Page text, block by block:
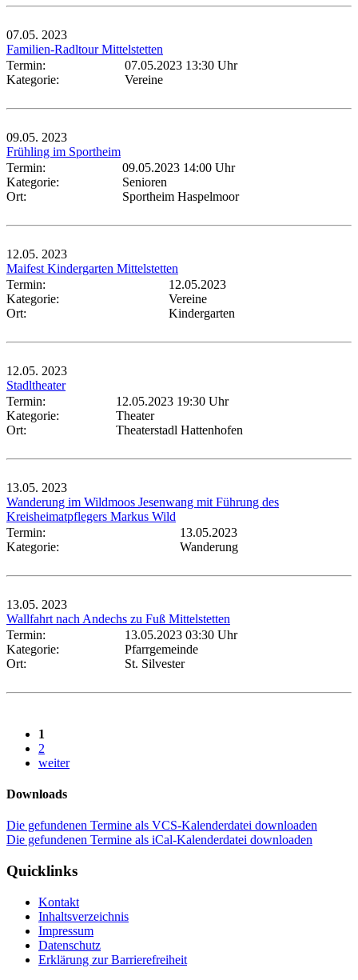
07.05. 2023
Familien-Radltour Mittelstetten
Termin:
07.05.2023 13:30 Uhr
Kategorie:
Vereine
09.05. 2023
Frühling im Sportheim
Termin:
09.05.2023 14:00 Uhr
Kategorie:
Senioren
Ort:
Sportheim Haspelmoor
12.05. 2023
Maifest Kindergarten Mittelstetten
Termin:
12.05.2023
Kategorie:
Vereine
Ort:
Kindergarten
12.05. 2023
Stadltheater
Termin:
12.05.2023 19:30 Uhr
Kategorie:
Theater
Ort:
Theaterstadl Hattenhofen
13.05. 2023
Wanderung im Wildmoos Jesenwang mit Führung des
Kreisheimatpflegers Markus Wild
Termin:
13.05.2023
Kategorie:
Wanderung
13.05. 2023
Wallfahrt nach Andechs zu Fuß Mittelstetten
Termin:
13.05.2023 03:30 Uhr
Kategorie:
Pfarrgemeinde
Ort:
St. Silvester
1
2
weiter
Downloads
Die gefundenen Termine als VCS-Kalenderdatei downloaden
Die gefundenen Termine als iCal-Kalenderdatei downloaden
Quicklinks
Kontakt
Inhaltsverzeichnis
Impressum
Datenschutz
Erklärung zur Barrierefreiheit